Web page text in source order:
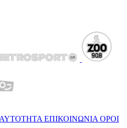
ΕΠΙΚΟΙΝΩΝΙΑ ΟΡΟΙ